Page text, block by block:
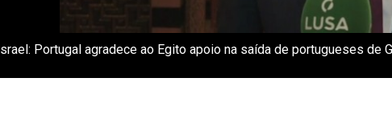
Israel: Portugal agradece ao Egito apoio na saída de portugueses